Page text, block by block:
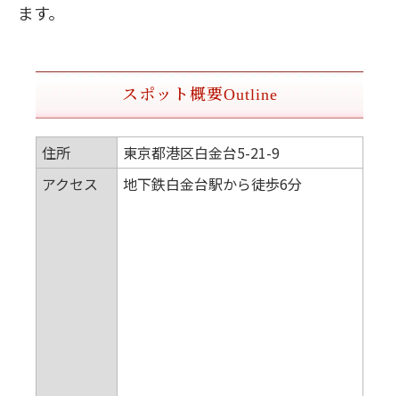
ます。
スポット概要Outline
住所
東京都港区白金台5-21-9
アクセス
地下鉄白金台駅から徒歩6分